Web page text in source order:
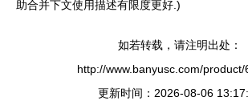
助合并下文使用描述有限度更好.)
如若转载，请注明出处：
http://www.banyusc.com/product/
更新时间：2026-08-06